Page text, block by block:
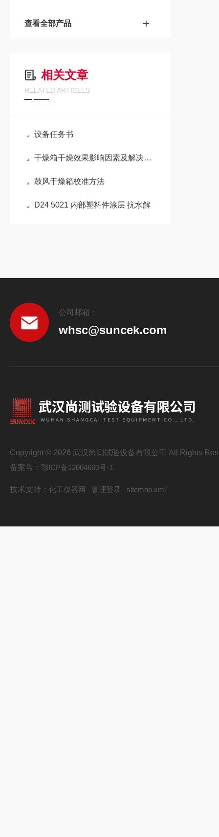
查看全部产品
相关文章
RELATED ARTICLES
设备任务书
干燥箱干燥效果影响因素及解决措施
鼓风干燥箱校准方法
D24 5021 内部塑料件涂层 抗水解
公司邮箱：
whsc@suncek.com
Copyright © 2026 武汉尚测试验设备有限公司 All Rights
备案号： 鄂ICP备12004660号-1
技术支持： 化工仪器网 管理登录 sitemap.xml